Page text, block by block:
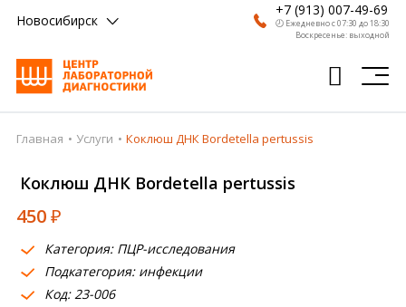
Новосибирск
+7 (913) 007-49-69
🕗 Ежедневно с 07:30 до 18:30
Воскресенье: выходной
Главная
Анализы
Врачи
Получить результат
Пациентам
Главная Услуги Коклюш ДНК Bordetella pertussis
Коклюш ДНК Bordetella pertussis
450₽
Категория: ПЦР-исследования
Подкатегория: инфекции
Код: 23-006